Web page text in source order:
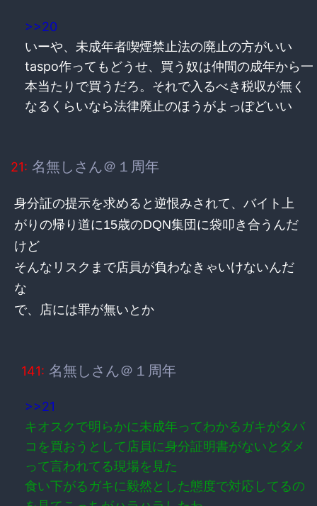
>>20
いーや、未成年者喫煙禁止法の廃止の方がいい
taspo作ってもどうせ、買う奴は仲間の成年から一
本当たりで買うだろ。それで入るべき税収が無く
なるくらいなら法律廃止のほうがよっぽどいい
21: 名無しさん＠１周年
身分証の提示を求めると逆恨みされて、バイト上
がりの帰り道に15歳のDQN集団に袋叩き合うんだ
けど
そんなリスクまで店員が負わなきゃいけないんだ
な
で、店には罪が無いとか
141: 名無しさん＠１周年
>>21
キオスクで明らかに未成年ってわかるガキがタバ
コを買おうとして店員に身分証明書がないとダメ
って言われてる現場を見た
食い下がるガキに毅然とした態度で対応してるの